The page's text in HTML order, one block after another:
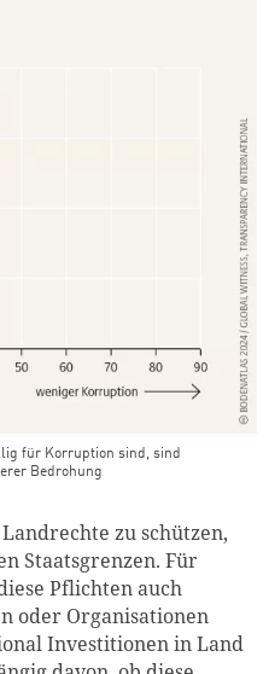
für Korruption sind, sind
Bedrohung
zu schützen,
Staatsgrenzen. Für
Pflichten auch
oder Organisationen
Investitionen in Land